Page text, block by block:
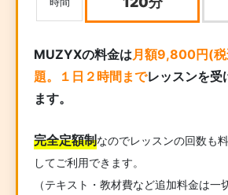
MUZYXの料金は 月額9,800円(
題。１日２時間までレッスンを受
ます。
完全定額制なのでレッスンの回数も
してご利用できます。
（テキスト・教材費など追加料金は一